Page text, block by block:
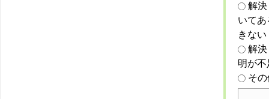
解
いて
きない
解
明が
そ